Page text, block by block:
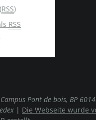
RSS)
RSS
Pont de bois, BP
| Die Webseite wurde